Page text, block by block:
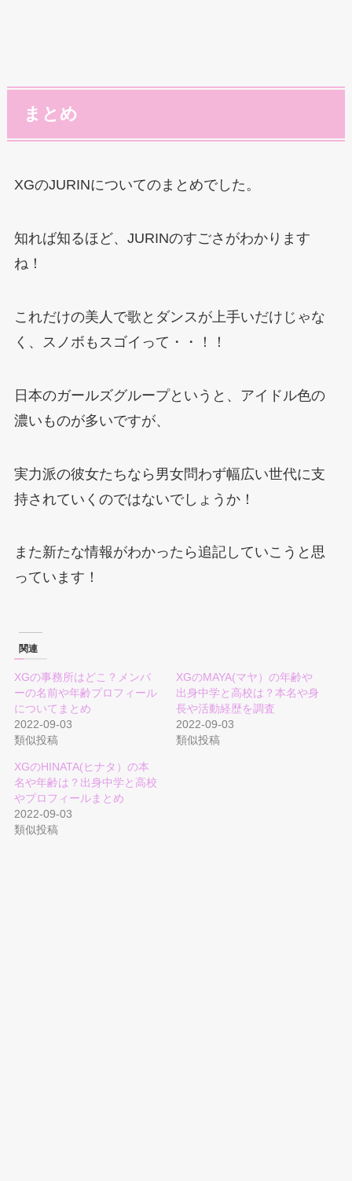
まとめ
XGのJURINについてのまとめでした。
知れば知るほど、JURINのすごさがわかります
ね！
これだけの美人で歌とダンスが上手いだけじゃな
く、スノボもスゴイって・・！！
日本のガールズグループというと、アイドル色の
濃いものが多いですが、
実力派の彼女たちなら男女問わず幅広い世代に支
持されていくのではないでしょうか！
また新たな情報がわかったら追記していこうと思
っています！
関連
XGの事務所はどこ？メンバ
ーの名前や年齢プロフィール
についてまとめ
2022-09-03
類似投稿
XGのMAYA(マヤ）の年齢や
出身中学と高校は？本名や身
長や活動経歴を調査
2022-09-03
類似投稿
XGのHINATA(ヒナタ）の本
名や年齢は？出身中学と高校
やプロフィールまとめ
2022-09-03
類似投稿